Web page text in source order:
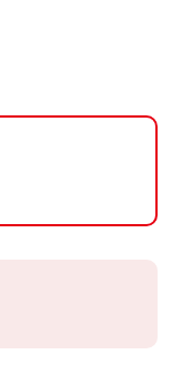
福祉・介護
用情報